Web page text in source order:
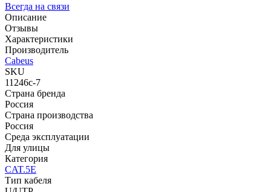
Всегда на связи
Описание
Отзывы
Характеристики
Производитель
Cabeus
SKU
11246c-7
Страна бренда
Россия
Страна производства
Россия
Среда эксплуатации
Для улицы
Категория
CAT.5E
Тип кабеля